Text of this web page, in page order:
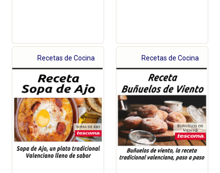
Recetas de Cocina Recetas de Cocina